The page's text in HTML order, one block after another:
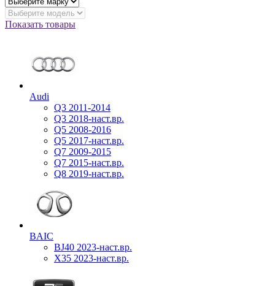
Показать товары
Audi
Q3 2011-2014
Q3 2018-наст.вр.
Q5 2008-2016
Q5 2017-наст.вр.
Q7 2009-2015
Q7 2015-наст.вр.
Q8 2019-наст.вр.
BAIC
BJ40 2023-наст.вр.
X35 2023-наст.вр.